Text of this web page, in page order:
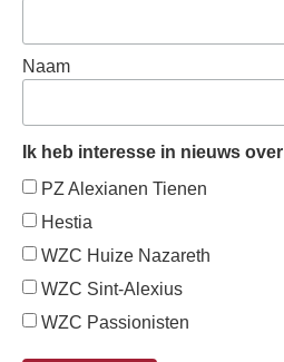
Naam
Ik heb interesse in nieuws over
PZ Alexianen Tienen
Hestia
WZC Huize Nazareth
WZC Sint-Alexius
WZC Passionisten